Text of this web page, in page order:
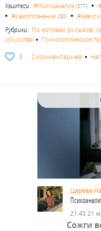
Хэштеги: #психоанализ (377) •
• #самопознание (30) •
Рубрики: По мотивам фильмов,
искусства • Психологическое
3 2 комментариев •
Царёва
21:45 21
Сожги